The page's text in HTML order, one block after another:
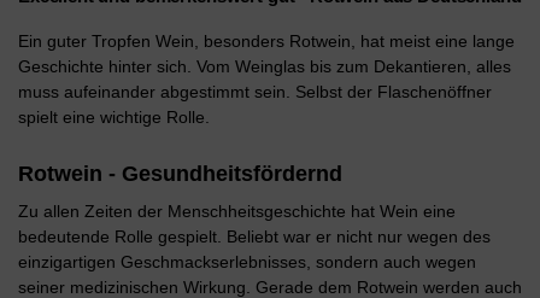
Ein guter Tropfen Wein, besonders Rotwein, hat meist eine lange
Geschichte hinter sich. Vom Weinglas bis zum Dekantieren, alles
muss aufeinander abgestimmt sein. Selbst der Flaschenöffner
spielt eine wichtige Rolle.
Rotwein - Gesundheitsfördernd
Zu allen Zeiten der Menschheitsgeschichte hat Wein eine
bedeutende Rolle gespielt. Beliebt war er nicht nur wegen des
einzigartigen Geschmackserlebnisses, sondern auch wegen
seiner medizinischen Wirkung. Gerade dem Rotwein werden auch